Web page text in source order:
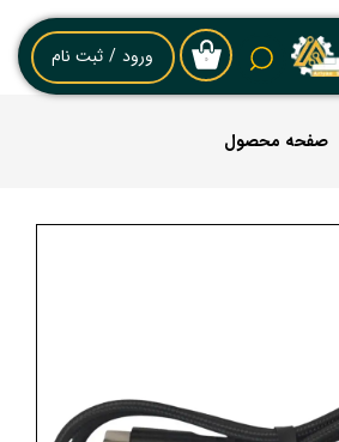
۰ ورود / ثبت نام
صفحه محصول